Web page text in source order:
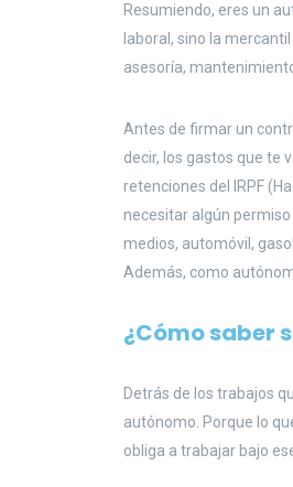
Resumiendo, eres un
laboral, sino la
asesoría,
Antes de firmar un
decir, los gastos que te
retenciones del IRPF
necesitar algún
medios, automóvil,
Además, como
¿Cómo saber
Detrás de los trabajos
autónomo. Porque lo
obliga a trabajar bajo